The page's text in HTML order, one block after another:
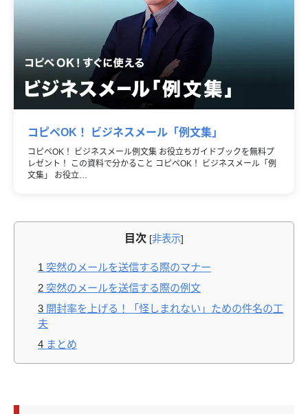
コピペOK！ ビジネスメール「例文集」
コピペOK！ ビジネスメール例文集 お役立ちガイドブックを無料プ
レゼント！ この資料で分かること コピペOK！ ビジネスメール「例
文集」 お役立…
目次 [非表示]
1 突然のメールを送信する際のマナー
2 突然のメールを送信する際の例文
3 開封率を上げる！「怪しまれない」ための件名の工
夫
4 まとめ